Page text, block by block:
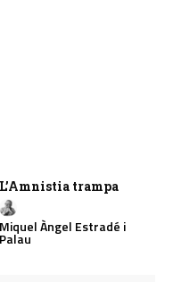
L’Amnistia trampa
Miquel Àngel Estradé i
Palau